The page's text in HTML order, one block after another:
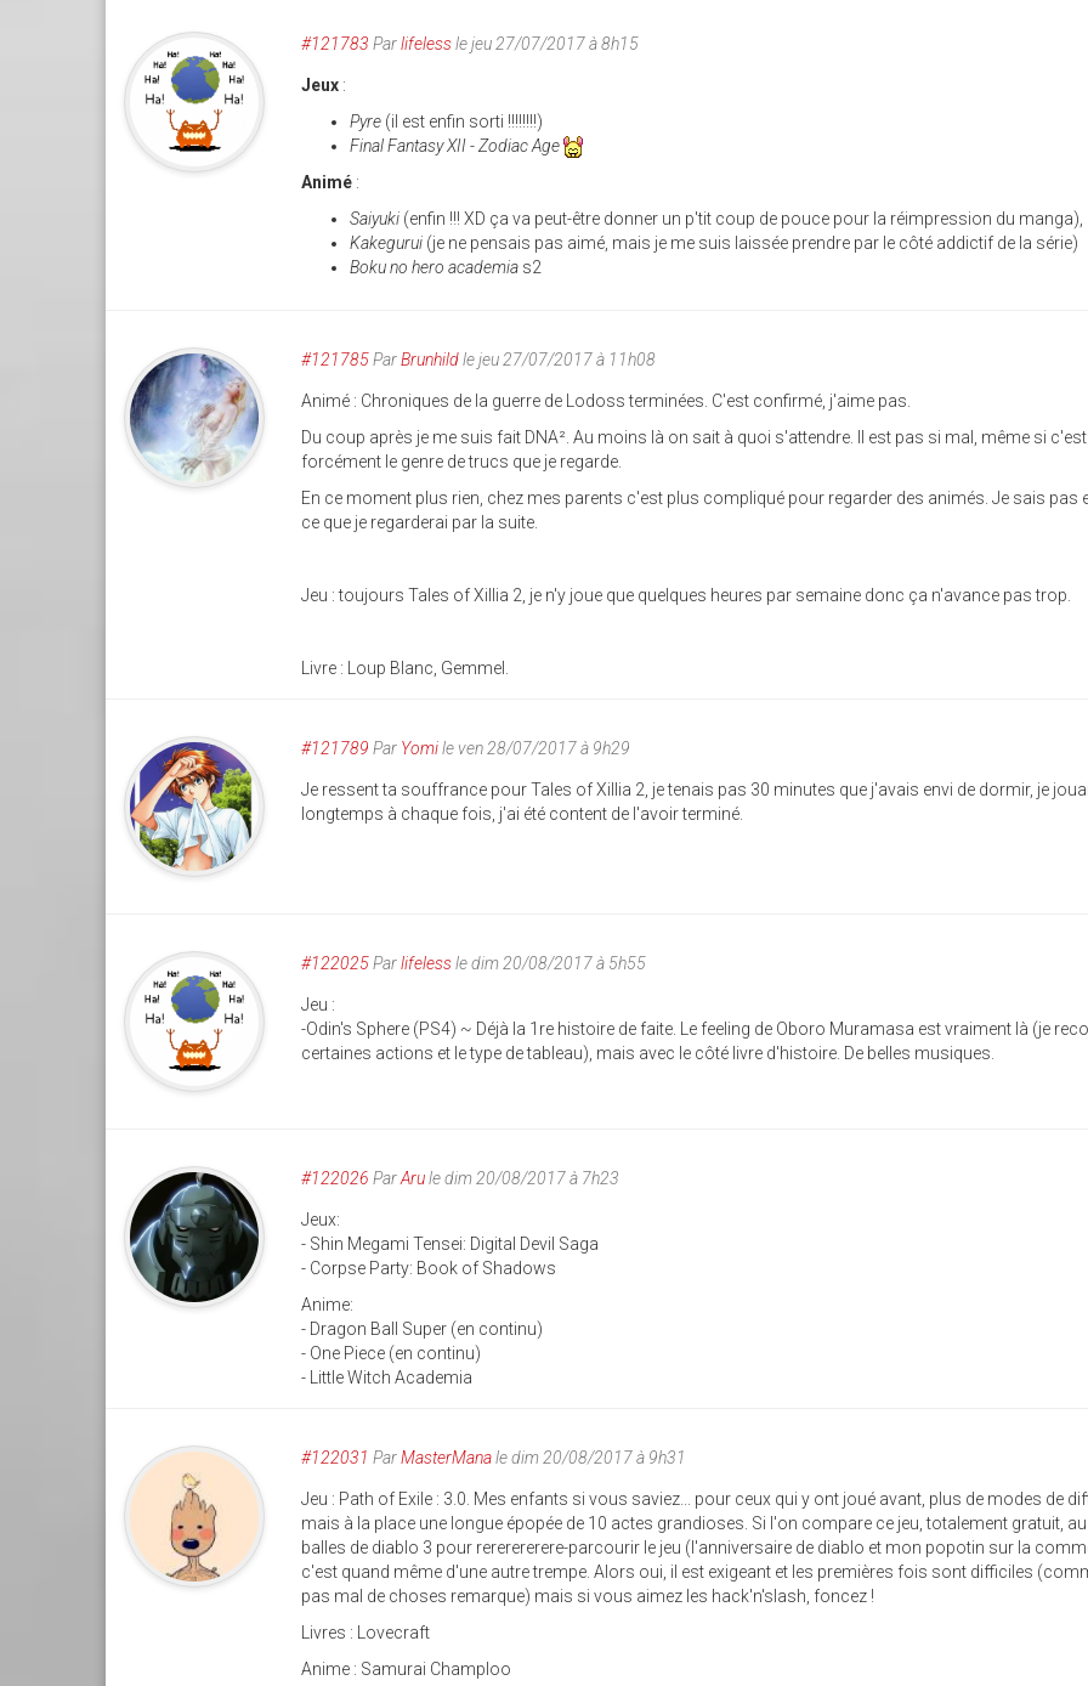
#121783 Parlifelessle jeu 27/07/2017 à 8h15
Jeux :
Pyre (il est enfin sorti !!!!!!!!)
Final Fantasy XII - Zodiac Age
Animé :
Saiyuki (enfin !!! XD ça va peut-être donner un p'tit coup de pouce pour la réimpression du manga),
Kakegurui (je ne pensais pas aimé, mais je me suis laissée prendre par le côté addictif de la série)
Boku no hero academia s2
#121785ParBrunhildle jeu 27/07/2017 à 11h08
Animé : Chroniques de la guerre de Lodoss terminées. C'est confirmé, j'aime pas.
Du coup après je me suis fait DNA². Au moins là on sait à quoi s'attendre. Il est pas si mal, même si
forcément le genre de trucs que je regarde.
En ce moment plus rien, chez mes parents c'est plus compliqué pour regarder des animés. Je sais pas
ce que je regarderai par la suite.
Jeu : toujours Tales of Xillia 2, je n'y joue que quelques heures par semaine donc ça n'avance pas trop.
Livre : Loup Blanc, Gemmel.
#121789 Par Yomile ven 28/07/2017 à 9h29
Je ressent ta souffrance pour Tales of Xillia 2, je tenais pas 30 minutes que j'avais envi de dormir, je
longtemps à chaque fois, j'ai été content de l'avoir terminé.
#122025Parlifelessle dim 20/08/2017 à 5h55
Jeu :
-Odin's Sphere (PS4) ~ Déjà la 1re histoire de faite. Le feeling de Oboro Muramasa est vraiment là (je
certaines actions et le type de tableau), mais avec le côté livre d'histoire. De belles musiques.
#122026 ParArule dim 20/08/2017 à 7h23
Jeux:
- Shin Megami Tensei: Digital Devil Saga
- Corpse Party: Book of Shadows
Anime:
- Dragon Ball Super (en continu)
- One Piece (en continu)
- Little Witch Academia
#122031 ParMasterManale dim 20/08/2017 à 9h31
Jeu : Path of Exile : 3.0. Mes enfants si vous saviez... pour ceux qui y ont joué avant, plus de modes de
mais à la place une longue épopée de 10 actes grandioses. Si l'on compare ce jeu, totalement gratuit,
balles de diablo 3 pour rererererere-parcourir le jeu (l'anniversaire de diablo et mon popotin sur la
c'est quand même d'une autre trempe. Alors oui, il est exigeant et les premières fois sont difficiles
pas mal de choses remarque) mais si vous aimez les hack'n'slash, foncez !
Livres : Lovecraft
Anime : Samurai Champloo